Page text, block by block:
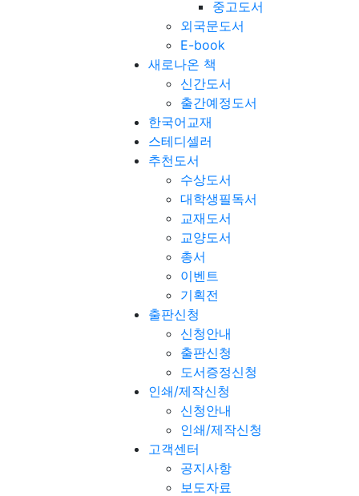
중고도서
외국문도서
E-book
새로나온 책
신간도서
출간예정도서
한국어교재
스테디셀러
추천도서
수상도서
대학생필독서
교재도서
교양도서
총서
이벤트
기획전
출판신청
신청안내
출판신청
도서증정신청
인쇄/제작신청
신청안내
인쇄/제작신청
고객센터
공지사항
보도자료